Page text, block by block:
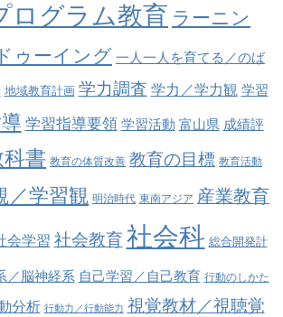
ログラム教育 ラーニン
ゥーイング 一人一人を育てる／のば
地域教育計画 学力調査 学力／学力観 学習
学習指導要領 学習活動 富山県 成績評
書 教育の体質改善 教育の目標 教育活動
／学習観 明治時代 東南アジア 産業教育
会学習 社会教育社会科 総合開発計
／脳神経系 自己学習／自己教育 行動のしかた
分析 行動力／行動能力 視覚教材／視聴覚